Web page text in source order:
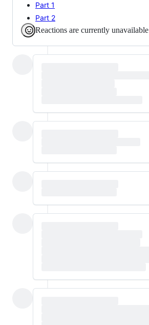
Part 1
Part 2
Reactions are currently unavailable